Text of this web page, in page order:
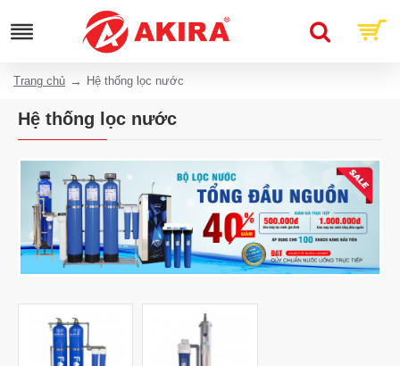
Trang chủ Hệ thống lọc nước
Hệ thống lọc nước